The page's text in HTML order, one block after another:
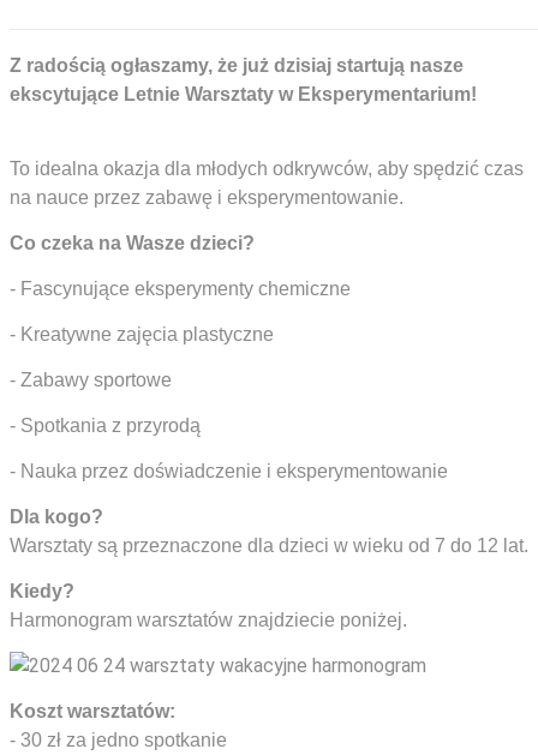
Z radością ogłaszamy, że już dzisiaj startują nasze
ekscytujące Letnie Warsztaty w Eksperymentarium!
To idealna okazja dla młodych odkrywców, aby spędzić czas
na nauce przez zabawę i eksperymentowanie.
Co czeka na Wasze dzieci?
- Fascynujące eksperymenty chemiczne
- Kreatywne zajęcia plastyczne
- Zabawy sportowe
- Spotkania z przyrodą
- Nauka przez doświadczenie i eksperymentowanie
Dla kogo?
Warsztaty są przeznaczone dla dzieci w wieku od 7 do 12 lat.
Kiedy?
Harmonogram warsztatów znajdziecie poniżej.
Koszt warsztatów:
- 30 zł za jedno spotkanie